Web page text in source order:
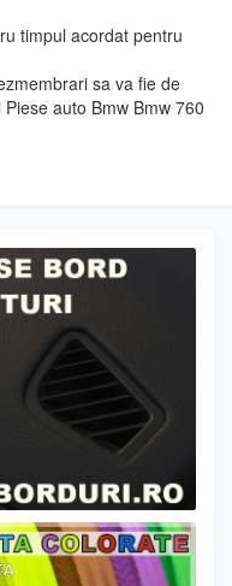
timpul acordat pentru
sa va fie de
auto Bmw Bmw 760